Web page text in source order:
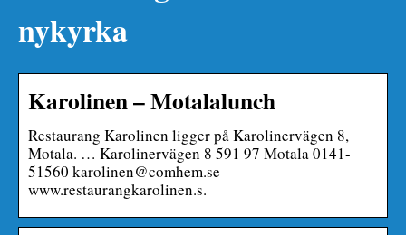
nykyrka
Karolinen – Motalalunch
Restaurang Karolinen ligger på Karolinervägen 8,
Motala. … Karolinervägen 8 591 97 Motala 0141-
51560 karolinen@comhem.se
www.restaurangkarolinen.s.